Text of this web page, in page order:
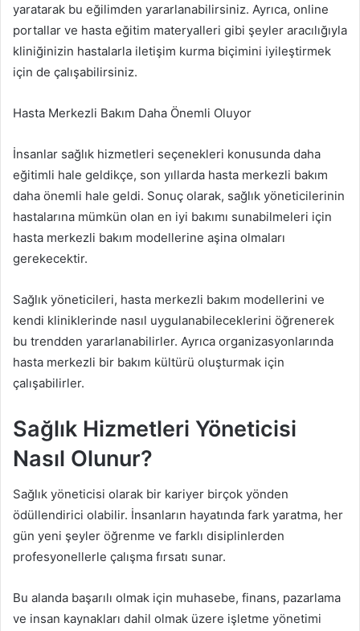
yaratarak bu eğilimden yararlanabilirsiniz. Ayrıca, online
portallar ve hasta eğitim materyalleri gibi şeyler aracılığıyla
kliniğinizin hastalarla iletişim kurma biçimini iyileştirmek
için de çalışabilirsiniz.
Hasta Merkezli Bakım Daha Önemli Oluyor
İnsanlar sağlık hizmetleri seçenekleri konusunda daha
eğitimli hale geldikçe, son yıllarda hasta merkezli bakım
daha önemli hale geldi. Sonuç olarak, sağlık yöneticilerinin
hastalarına mümkün olan en iyi bakımı sunabilmeleri için
hasta merkezli bakım modellerine aşina olmaları
gerekecektir.
Sağlık yöneticileri, hasta merkezli bakım modellerini ve
kendi kliniklerinde nasıl uygulanabileceklerini öğrenerek
bu trendden yararlanabilirler. Ayrıca organizasyonlarında
hasta merkezli bir bakım kültürü oluşturmak için
çalışabilirler.
Sağlık Hizmetleri Yöneticisi
Nasıl Olunur?
Sağlık yöneticisi olarak bir kariyer birçok yönden
ödüllendirici olabilir. İnsanların hayatında fark yaratma, her
gün yeni şeyler öğrenme ve farklı disiplinlerden
profesyonellerle çalışma fırsatı sunar.
Bu alanda başarılı olmak için muhasebe, finans, pazarlama
ve insan kaynakları dahil olmak üzere işletme yönetimi